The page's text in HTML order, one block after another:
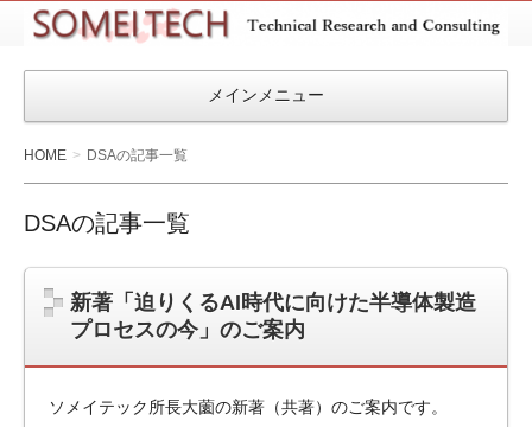
SOMEITEC
メインメニュー
HOME DSAの記事一覧
DSAの記事一覧
新著「迫りくるAI時代に向けた半導体製造
プロセスの今」のご案内
ソメイテック所長大薗の新著（共著）のご案内です。